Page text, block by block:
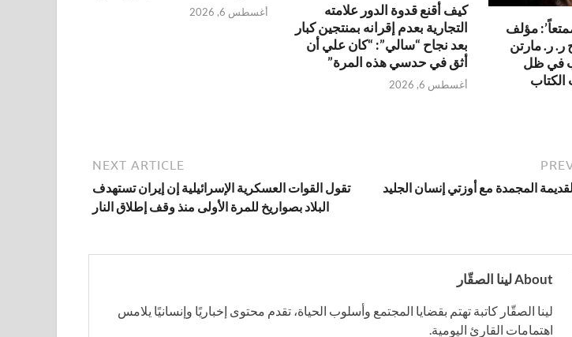
مؤلف
ر. مارتن
في ظل
الكتاب
كيف أقنع قدوة الدور علامته
التجارية بعدم إقرانه بمنتجين كبار
بعد نجاح “سالي”: “كان علي أن
أثق في حدسي هذه المرة”
أغسطس 6, 2026
أغسطس 6, 2026
المجمدة مع أوزتي إنسان الجليد
NEXT ARTICLE
تقول القوات العسكرية الإسرائيلية إن إيران تستهدف
البلاد بصواريخ للمرة الأولى منذ وقف إطلاق النار
About لينا الصقّار
لينا الصقّار كاتبة تهتم بقضايا المجتمع وأسلوب الحياة، تقدم محتوى إخباريًا وإنسانيًا يلامس
اهتمامات القارئ اليومية.